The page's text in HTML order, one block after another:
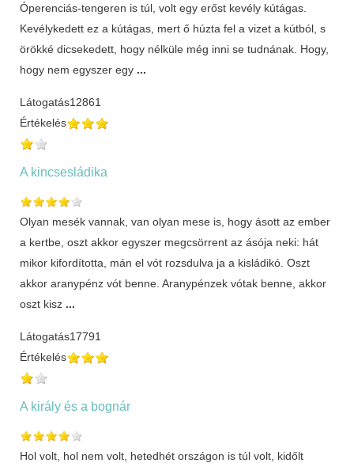
Óperenciás-tengeren is túl, volt egy erőst kevély kútágas.
Kevélykedett ez a kútágas, mert ő húzta fel a vizet a kútból, s
örökké dicsekedett, hogy nélküle még inni se tudnának. Hogy,
hogy nem egyszer egy ...
Látogatás12861
Értékelés
A kincsesládika
Olyan mesék vannak, van olyan mese is, hogy ásott az ember
a kertbe, oszt akkor egyszer megcsörrent az ásója neki: hát
mikor kifordította, mán el vót rozsdulva ja a kisládikó. Oszt
akkor aranypénz vót benne. Aranypénzek vótak benne, akkor
oszt kisz ...
Látogatás17791
Értékelés
A király és a bognár
Hol volt, hol nem volt, hetedhét országon is túl volt, kidőlt